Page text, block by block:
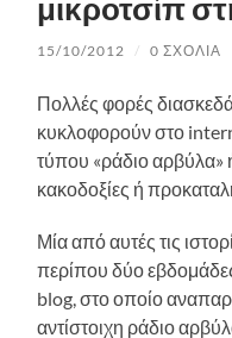
μικροτσίπ
15/10/2012 / 0 ΣΧΌΛΙΑ
Πολλές φορές
κυκλοφορούν στο
τύπου «ράδιο
κακοδοξίες ή
Μία από αυτές τις
περίπου δύο
blog, στο οποίο
αντίστοιχη ράδιο